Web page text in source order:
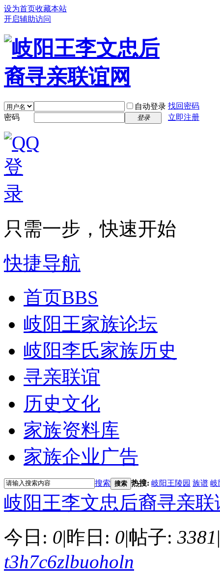
设为首页收藏本站
开启辅助访问
自动登录 找回密码
密码
登录 立即注册
只需一步，快速开始
快捷导航
首页BBS
岐阳王家族论坛
岐阳李氏家族历史
寻亲联谊
历史文化
家族资料库
家族企业广告
搜索 搜索 热搜: 岐阳王陵园 族谱 岐
岐阳王李文忠后裔寻亲联
今日: 0|昨日: 0|帖子: 3381|
t3h7c6zlbuoholn